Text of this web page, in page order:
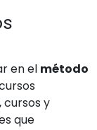
en el método
cursos y
que